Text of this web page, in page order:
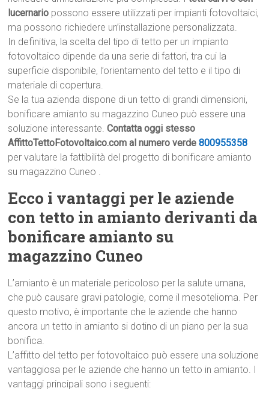
lucernario possono essere utilizzati per impianti fotovoltaici,
ma possono richiedere un’installazione personalizzata.
In definitiva, la scelta del tipo di tetto per un impianto
fotovoltaico dipende da una serie di fattori, tra cui la
superficie disponibile, l’orientamento del tetto e il tipo di
materiale di copertura.
Se la tua azienda dispone di un tetto di grandi dimensioni,
bonificare amianto su magazzino Cuneo può essere una
soluzione interessante.Contatta oggi stesso
AffittoTettoFotovoltaico.com al numero verde800955358
per valutare la fattibilità del progetto di bonificare amianto
su magazzino Cuneo .
Ecco i vantaggi per le aziende
con tetto in amianto derivanti da
bonificare amianto su
magazzino Cuneo
L’amianto è un materiale pericoloso per la salute umana,
che può causare gravi patologie, come il mesotelioma. Per
questo motivo, è importante che le aziende che hanno
ancora un tetto in amianto si dotino di un piano per la sua
bonifica.
L’affitto del tetto per fotovoltaico può essere una soluzione
vantaggiosa per le aziende che hanno un tetto in amianto. I
vantaggi principali sono i seguenti: